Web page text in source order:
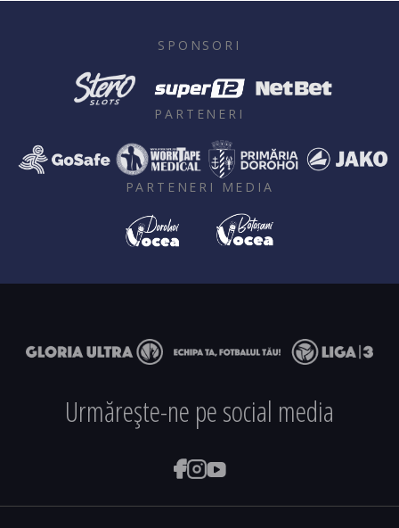
SPONSORI
PARTENERI
PARTENERI MEDIA
Urmărește-ne pe social media